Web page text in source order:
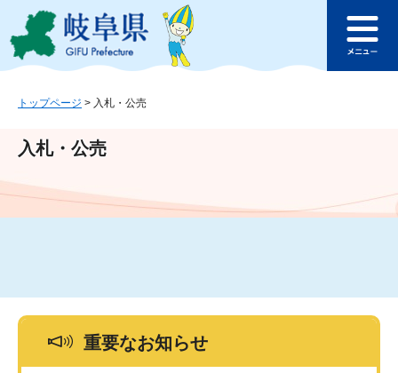
ジ
ュ
文
このページの本文へ
ュ
トップページ > 入札・公売
入札・公売
重要なお知らせ